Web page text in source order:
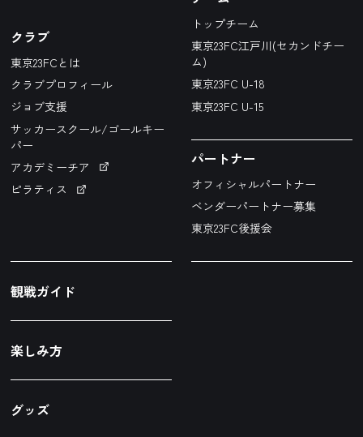
クラブ
東京23FCとは
クラブプロフィール
ジョブ支援
サッカースクール/ゴールキー
パー
アカデミーチア
ピラティス
トップチーム
東京23FC江戸川(セカンドチー
ム)
東京23FC U-18
東京23FC U-15
パートナー
オフィシャルパートナー
ベンダーパートナー募集
東京23FC後援会
観戦ガイド
楽しみ方
グッズ